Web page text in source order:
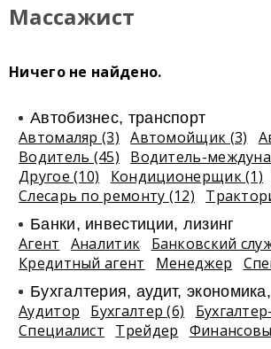
Массажист
Ничего не найдено.
Автобизнес, транспорт
Автомаляр (3) Автомойщик (3)
Водитель (45)
Водитель-
Другое (10)
Кондиционерщик (1)
Слесарь по ремонту (12)
Банки, инвестиции, лизинг
Агент Аналитик Банковский
Кредитный агент
Менеджер
Бухгалтерия, аудит,
Аудитор Бухгалтер (6)
Специалист
Трейдер